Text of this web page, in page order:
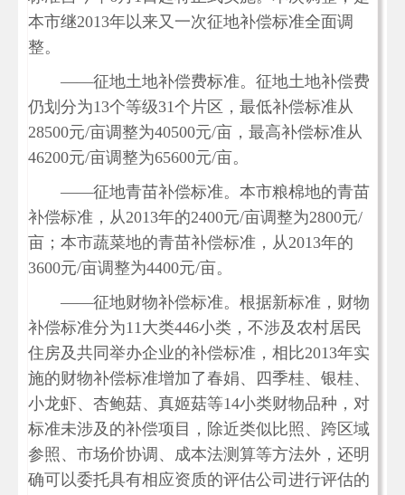
本市继2013年以来又一次征地补偿标准全面调
整。
——征地土地补偿费标准。征地土地补偿费
仍划分为13个等级31个片区，最低补偿标准从
28500元/亩调整为40500元/亩，最高补偿标准从
46200元/亩调整为65600元/亩。
——征地青苗补偿标准。本市粮棉地的青苗
补偿标准，从2013年的2400元/亩调整为2800元/
亩；本市蔬菜地的青苗补偿标准，从2013年的
3600元/亩调整为4400元/亩。
——征地财物补偿标准。根据新标准，财物
补偿标准分为11大类446小类，不涉及农村居民
住房及共同举办企业的补偿标准，相比2013年实
施的财物补偿标准增加了春娟、四季桂、银桂、
小龙虾、杏鲍菇、真姬菇等14小类财物品种，对
标准未涉及的补偿项目，除近类似比照、跨区域
参照、市场价协调、成本法测算等方法外，还明
确可以委托具有相应资质的评估公司进行评估的